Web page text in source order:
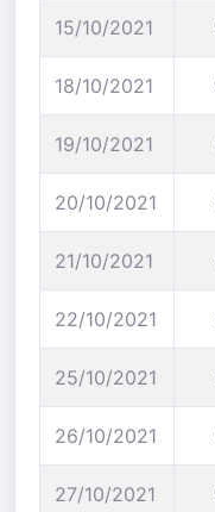
15/10/2021
18/10/2021
19/10/2021
20/10/2021
21/10/2021
22/10/2021
25/10/2021
26/10/2021
27/10/2021